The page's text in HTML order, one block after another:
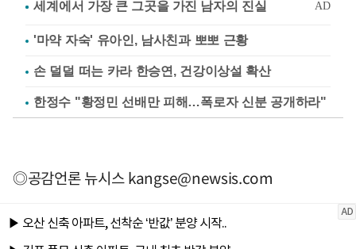
'마약 자숙' 유아인, 남사친과 뽀뽀 근황
손 덜덜 떠는 카라 한승연, 건강이상설 확산
한정수 "황정민 선배만 피해…폭로자 신분 공개하라"
◎공감언론 뉴시스kangse@newsis.com